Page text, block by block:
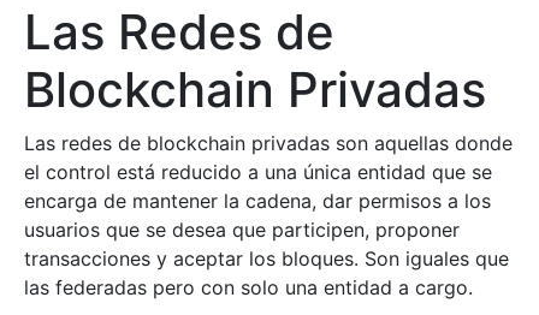
Las Redes de
Blockchain Privadas
Las redes de blockchain privadas son aquellas donde
el control está reducido a una única entidad que se
encarga de mantener la cadena, dar permisos a los
usuarios que se desea que participen, proponer
transacciones y aceptar los bloques. Son iguales que
las federadas pero con solo una entidad a cargo.